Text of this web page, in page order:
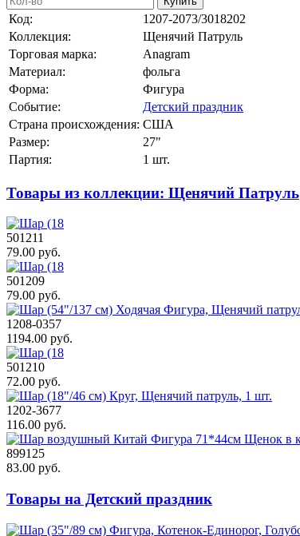
Код:
1207-2073/3018202
Коллекция:
Щенячий Патруль
Торговая марка:
Anagram
Материал:
фольга
Форма:
Фигура
Событие:
Детский праздник
Страна происхождения: США
Размер:
27"
Партия:
1 шт.
Товары из коллекции: Щенячий Патруль
501211
79.00 руб.
501209
79.00 руб.
1208-0357
1194.00 руб.
501210
72.00 руб.
1202-3677
116.00 руб.
899125
83.00 руб.
Товары на Детский праздник